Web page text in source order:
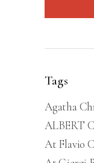
Tags
Agatha
ALBERT
At Flavio